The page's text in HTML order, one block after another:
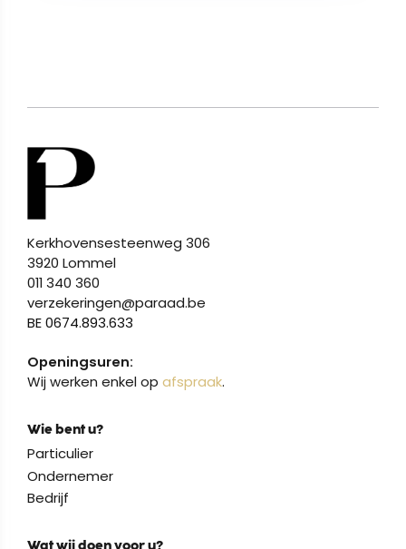
Kerkhovensesteenweg 306
3920 Lommel
011 340 360
verzekeringen@paraad.be
BE 0674.893.633
Openingsuren:
Wij werken enkel op afspraak.
Wie bent u?
Particulier
Ondernemer
Bedrijf
Wat wij doen voor u?